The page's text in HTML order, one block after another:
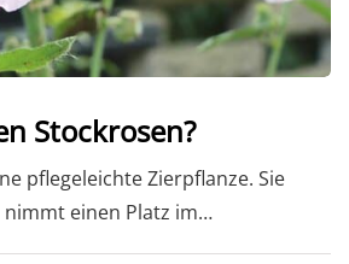
Stockrosen?
pflegeleichte Zierpflanze. Sie
nimmt einen Platz im…